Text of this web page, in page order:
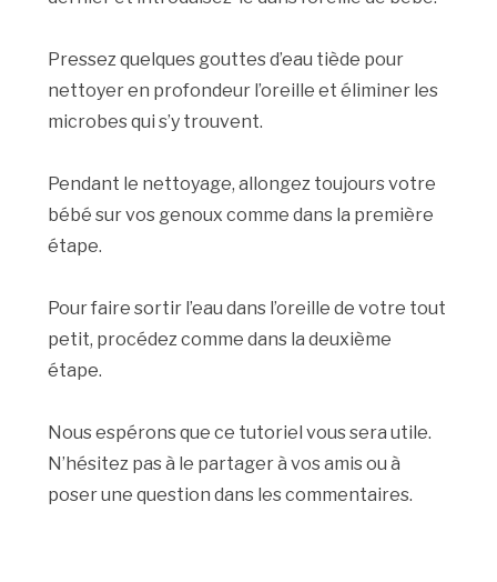
Pressez quelques gouttes d’eau tiède pour
nettoyer en profondeur l’oreille et éliminer les
microbes qui s’y trouvent.
Pendant le nettoyage, allongez toujours votre
bébé sur vos genoux comme dans la première
étape.
Pour faire sortir l’eau dans l’oreille de votre tout
petit, procédez comme dans la deuxième
étape.
Nous espérons que ce tutoriel vous sera utile.
N’hésitez pas à le partager à vos amis ou à
poser une question dans les commentaires.